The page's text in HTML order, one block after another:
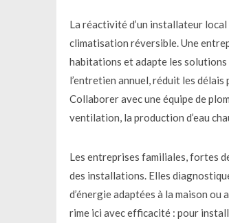
La réactivité d’un installateur local
climatisation réversible. Une
habitations et adapte les
l’entretien annuel, réduit les
Collaborer avec une équipe de
ventilation, la production d’eau
Les entreprises familiales, fortes
des installations. Elles
d’énergie adaptées à la maison
rime ici avec efficacité : pour